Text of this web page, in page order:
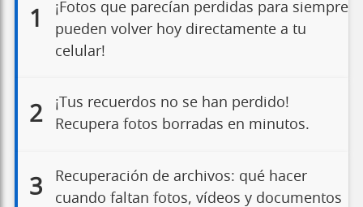
1
¡Fotos que parecían perdidas para siempre
pueden volver hoy directamente a tu
celular!
2
¡Tus recuerdos no se han perdido!
Recupera fotos borradas en minutos.
3
Recuperación de archivos: qué hacer
cuando faltan fotos, vídeos y documentos